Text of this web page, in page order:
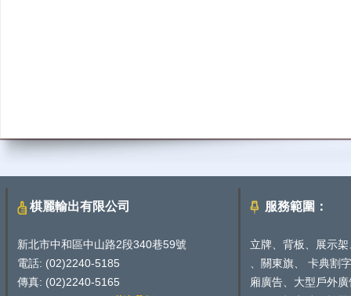
棋麗輸出有限公司
新北市中和區中山路2段340巷59號
電話: (02)2240-5185
傳真: (02)2240-5165
服務範圍：
立牌、背板、展示
、關東旗、 卡典割
廂廣告、大型戶外